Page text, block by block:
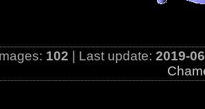
102 | Last update: 2019-